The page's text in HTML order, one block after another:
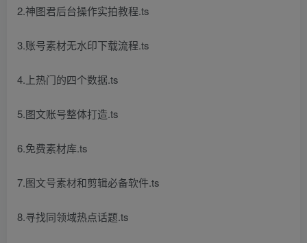
2.神图君后台操作实拍教程.ts
3.账号素材无水印下载流程.ts
4.上热门的四个数据.ts
5.图文账号整体打造.ts
6.免费素材库.ts
7.图文号素材和剪辑必备软件.ts
8.寻找同领域热点话题.ts